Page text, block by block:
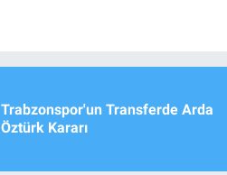
Trabzonspor'un Transferde Arda
Öztürk Kararı